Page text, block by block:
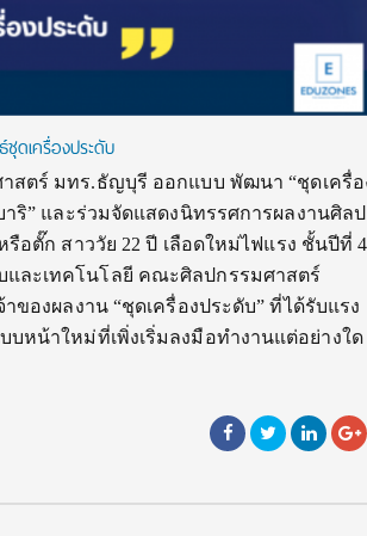
ดเครื่องประดับ
ตร์ มทร.ธัญบุรี ออกแบบ พัฒนา “ชุดเครื่อ
ริ” และร่วมจัดแสดงนิทรรศการผลงานศิลป
ตั๊ก สาววัย 22 ปี เลือดใหม่ไฟแรง ชั้นปีที่ 4
ละเทคโนโลยี คณะศิลปกรรมศาสตร์
องผลงาน “ชุดเครื่องประดับ” ที่ได้รับแรง
หน้าใหม่ที่เพิ่งเริ่มลงมือทำงานแต่อย่างใด